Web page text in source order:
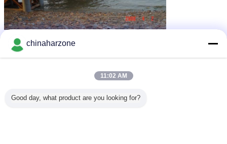
Markeringen:stijve kaderbrug
Geprefabriceerde Deltabrug
Krijg de beste prijs voor
chinaharzone
11:02 AM
Good day, what product are you looking for?